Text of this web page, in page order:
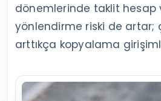
dönemlerinde taklit hesap
yönlendirme riski de artar;
arttıkça kopyalama